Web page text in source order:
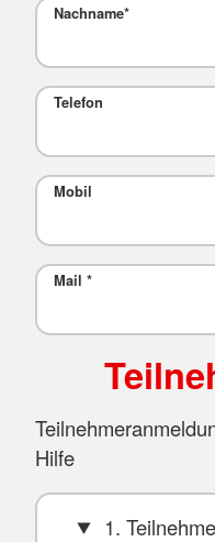
Nachname*
Telefon
Mobil
Mail *
Hilfe
1.